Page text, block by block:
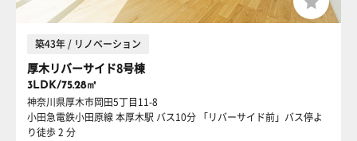
築43年 / リノベーション
厚木リバーサイド8号棟
3LDK/75.28㎡
神奈川県厚木市岡田5丁目11-8
小田急電鉄小田原線 本厚木駅 バス10分 「リバーサイド前」バス停よ
り徒歩 2 分